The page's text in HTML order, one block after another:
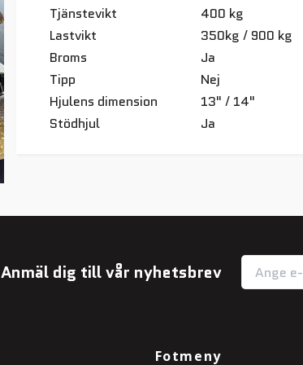
Tjänstevikt
400 kg
Lastvikt
350kg / 900 kg
Broms
Ja
Tipp
Nej
Hjulens dimension
13" / 14"
Stödhjul
Ja
Anmäl dig till vår nyhetsbrev
Fotmeny